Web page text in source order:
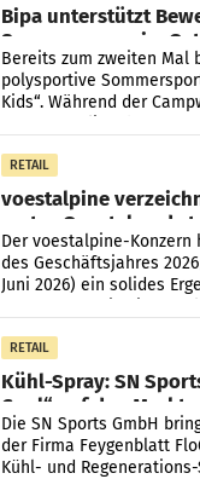
Bipa unterstützt
Sommercamps im
Bereits zum zweiten Mal
polysportive
Kids“. Während der
RETAIL
voestalpine
erstes Quartal und
Der voestalpine-Konzern
des Geschäftsjahres
Juni 2026) ein solides
RETAIL
Kühl-Spray: SN
Cool“ auf den Markt
Die SN Sports GmbH
der Firma Feygenblatt
Kühl- und